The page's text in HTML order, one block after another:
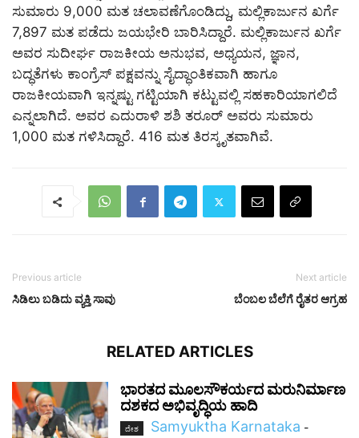
ಸುಮಾರು 9,000 ಮತ ಚಲಾವಣೆಗೊಂಡಿದ್ದು, ಮಲ್ಲಿಕಾರ್ಜುನ ಖರ್ಗೆ
7,897 ಮತ ಪಡೆದು ಜಯಭೇರಿ ಬಾರಿಸಿದ್ದಾರೆ. ಮಲ್ಲಿಕಾರ್ಜುನ ಖರ್ಗೆ
ಅವರ ಸುದೀರ್ಘ ರಾಜಕೀಯ ಅನುಭವ, ಅಧ್ಯಯನ, ಜ್ಞಾನ,
ಬದ್ಧತೆಗಳು ಕಾಂಗ್ರೆಸ್ ಪಕ್ಷವನ್ನು ಸೈದ್ಧಾಂತಿಕವಾಗಿ ಹಾಗೂ
ರಾಜಕೀಯವಾಗಿ ಇನ್ನಷ್ಟು ಗಟ್ಟಿಯಾಗಿ ಕಟ್ಟುವಲ್ಲಿ ಸಹಕಾರಿಯಾಗಲಿದೆ
ಎನ್ನಲಾಗಿದೆ. ಅವರ ಎದುರಾಳಿ ಶಶಿ ತರೂರ್ ಅವರು ಸುಮಾರು
1,000 ಮತ ಗಳಿಸಿದ್ದಾರೆ. 416 ಮತ ತಿರಸ್ಕೃತವಾಗಿವೆ.
Previous article
ಸಿಡಿಲು ಬಡಿದು ವ್ಯಕ್ತಿ ಸಾವು
Next article
ಬೆಂಬಲ ಬೆಲೆಗೆ ರೈತರ ಆಗ್ರಹ
RELATED ARTICLES
ಭಾರತದ ಮೂಲಸೌಕರ್ಯದ ಮರುನಿರ್ಮಾಣ
ದಶಕದ ಅಭಿವೃದ್ಧಿಯ ಹಾದಿ
ದೇಶ Samyuktha Karnataka -